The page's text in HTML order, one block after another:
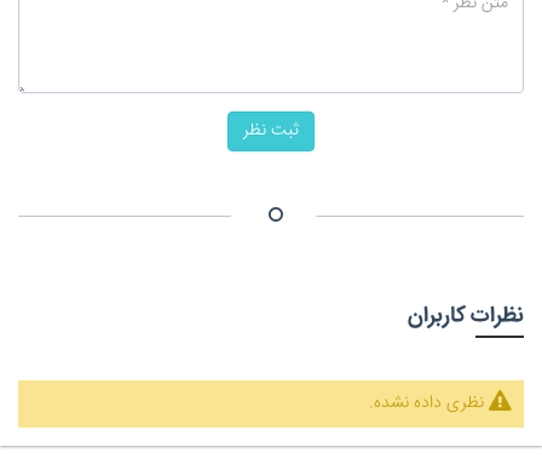
ثبت نظر
نظرات کاربران
نظری داده نشده.